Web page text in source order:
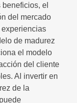
el
del mercado
de madurez
el modelo
del cliente
Al invertir en
de la